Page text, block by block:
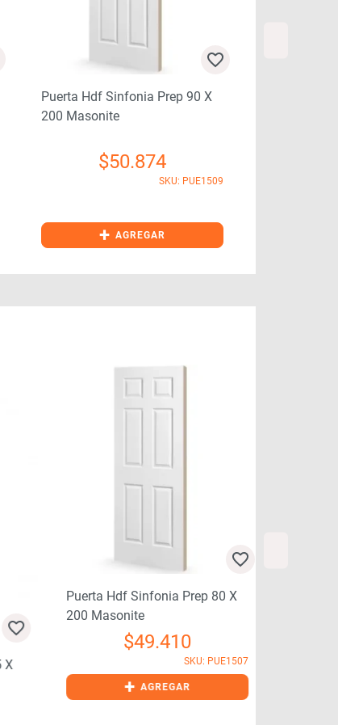
Puerta Hdf Sinfonia Prep 90 X
200 Masonite
$50.874
SKU: PUE1509
+ AGREGAR
Puerta Hdf Sinfonia Prep 80 X
200 Masonite
49.410
SKU: PUE1507
AGREGAR